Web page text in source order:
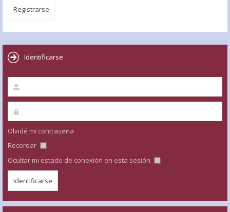
Registrarse
Identificarse
Olvidé mi contraseña
Recordar
Ocultar mi estado de conexión en esta sesión